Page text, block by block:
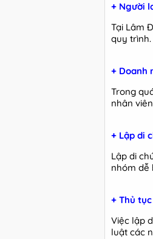
+ Người
Tại Lâm
quy trình.
+ Doanh
Trong
nhân
+ Lập di
Lập di
nhóm dễ
+ Thủ
Việc lập
luật các